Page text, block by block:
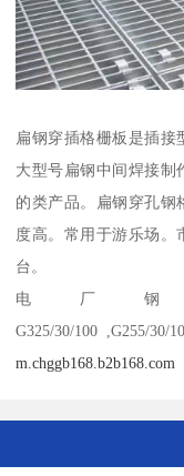
扁钢穿插格栅板是插接
大型号扁钢中间焊接制
的类产品。扁钢穿孔钢
度高。常用于游乐场。
台。
电厂
G325/30/100 ,G255/30/
m.chggb168.b2b168.com